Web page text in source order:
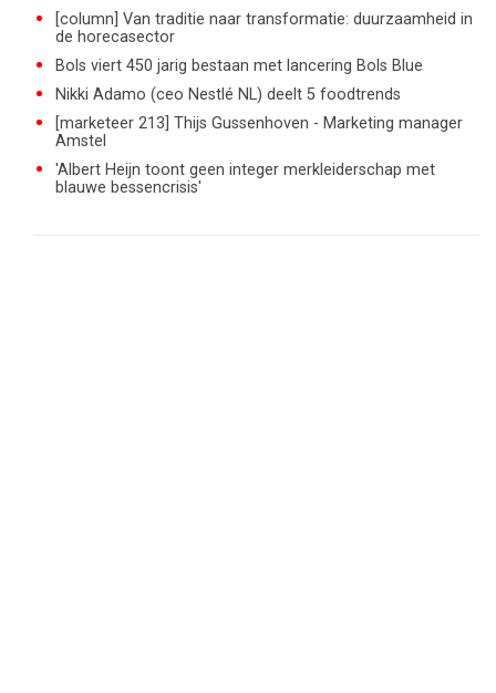
[column] Van traditie naar transformatie: duurzaamheid in
de horecasector
Bols viert 450 jarig bestaan met lancering Bols Blue
Nikki Adamo (ceo Nestlé NL) deelt 5 foodtrends
[marketeer 213] Thijs Gussenhoven - Marketing manager
Amstel
'Albert Heijn toont geen integer merkleiderschap met
blauwe bessencrisis'